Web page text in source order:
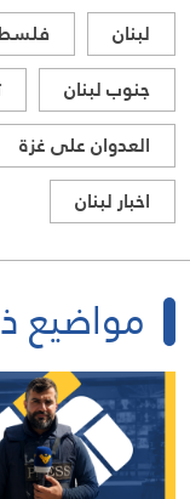
لبنان
جنوب لبنان
العدوان على غزة
اخبار لبنان
مواضيع